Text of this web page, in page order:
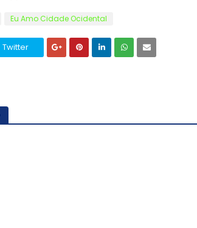
Eu Amo Cidade Ocidental
Twitter